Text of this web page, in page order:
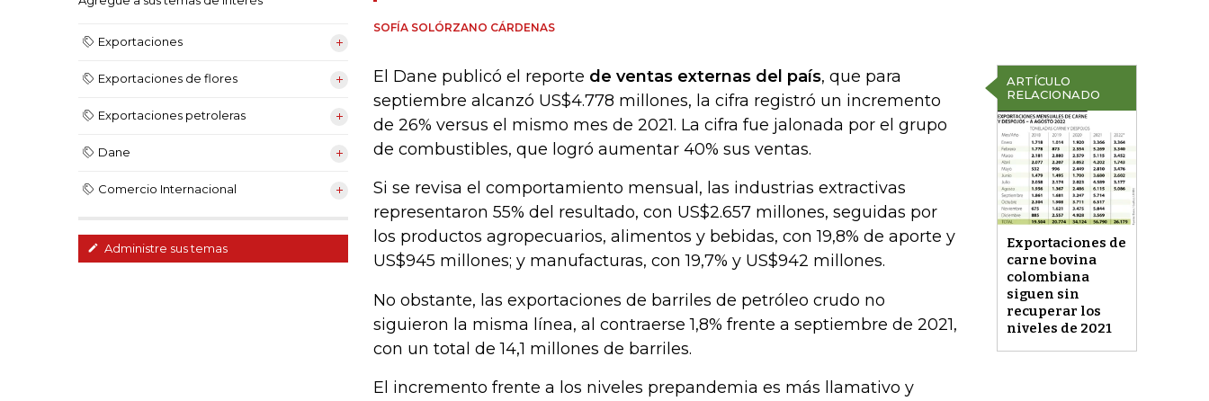
Exportaciones
Exportaciones de flores
Exportaciones petroleras
Dane
Comercio Internacional
Administre sus temas
SOFÍA SOLÓRZANO CÁRDENAS
ARTÍCULO
RELACIONADO
Exportaciones de
carne bovina
colombiana
siguen sin
recuperar los
niveles de 2021
El Dane publicó el reporte de ventas externas del país, que para
septiembre alcanzó US$4.778 millones, la cifra registró un incremento
de 26% versus el mismo mes de 2021. La cifra fue jalonada por el grupo
de combustibles, que logró aumentar 40% sus ventas.
Si se revisa el comportamiento mensual, las industrias extractivas
representaron 55% del resultado, con US$2.657 millones, seguidas por
los productos agropecuarios, alimentos y bebidas, con 19,8% de aporte y
US$945 millones; y manufacturas, con 19,7% y US$942 millones.
No obstante, las exportaciones de barriles de petróleo crudo no
siguieron la misma línea, al contraerse 1,8% frente a septiembre de 2021,
con un total de 14,1 millones de barriles.
El incremento frente a los niveles prepandemia es más llamativo y